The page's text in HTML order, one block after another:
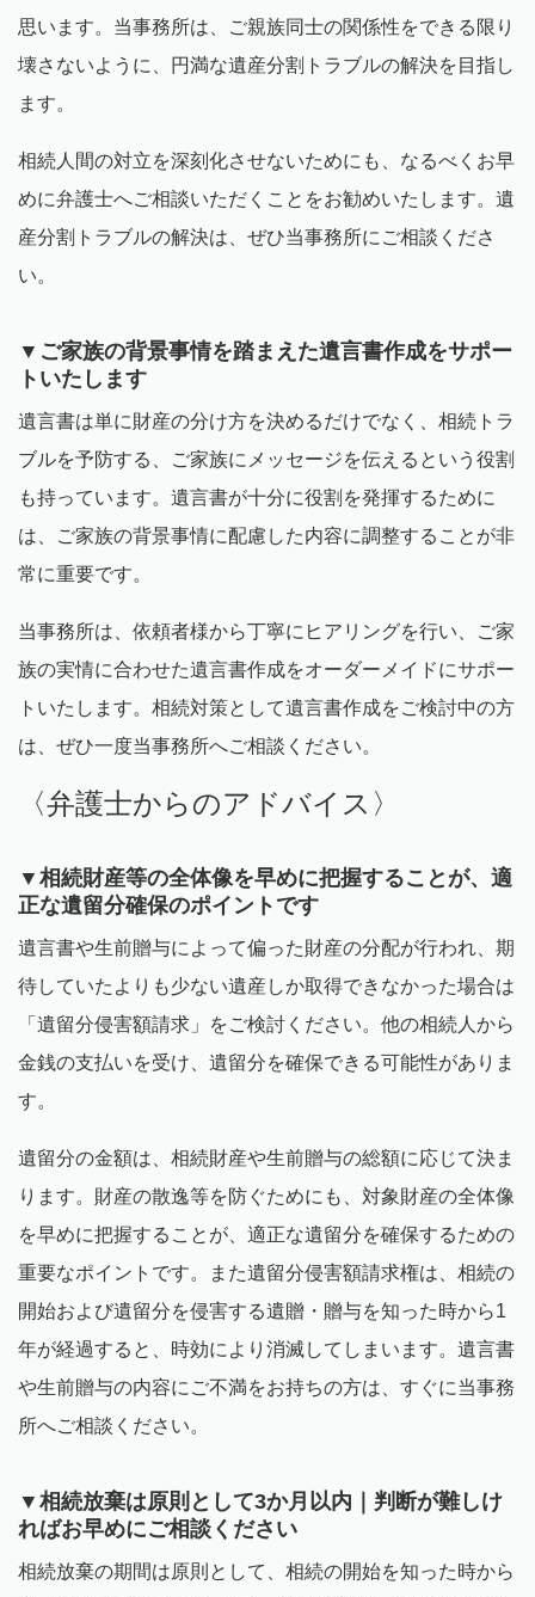
思います。当事務所は、ご親族同士の関係性をできる限り
壊さないように、円満な遺産分割トラブルの解決を目指し
ます。
相続人間の対立を深刻化させないためにも、なるべくお早
めに弁護士へご相談いただくことをお勧めいたします。遺
産分割トラブルの解決は、ぜひ当事務所にご相談くださ
い。
▼ご家族の背景事情を踏まえた遺言書作成をサポー
トいたします
遺言書は単に財産の分け方を決めるだけでなく、相続トラ
ブルを予防する、ご家族にメッセージを伝えるという役割
も持っています。遺言書が十分に役割を発揮するために
は、ご家族の背景事情に配慮した内容に調整することが非
常に重要です。
当事務所は、依頼者様から丁寧にヒアリングを行い、ご家
族の実情に合わせた遺言書作成をオーダーメイドにサポー
トいたします。相続対策として遺言書作成をご検討中の方
は、ぜひ一度当事務所へご相談ください。
〈弁護士からのアドバイス〉
▼相続財産等の全体像を早めに把握することが、適
正な遺留分確保のポイントです
遺言書や生前贈与によって偏った財産の分配が行われ、期
待していたよりも少ない遺産しか取得できなかった場合は
「遺留分侵害額請求」をご検討ください。他の相続人から
金銭の支払いを受け、遺留分を確保できる可能性がありま
す。
遺留分の金額は、相続財産や生前贈与の総額に応じて決ま
ります。財産の散逸等を防ぐためにも、対象財産の全体像
を早めに把握することが、適正な遺留分を確保するための
重要なポイントです。また遺留分侵害額請求権は、相続の
開始および遺留分を侵害する遺贈・贈与を知った時から1
年が経過すると、時効により消滅してしまいます。遺言書
や生前贈与の内容にご不満をお持ちの方は、すぐに当事務
所へご相談ください。
▼相続放棄は原則として3か月以内｜判断が難しけ
ればお早めにご相談ください
相続放棄の期間は原則として、相続の開始を知った時から